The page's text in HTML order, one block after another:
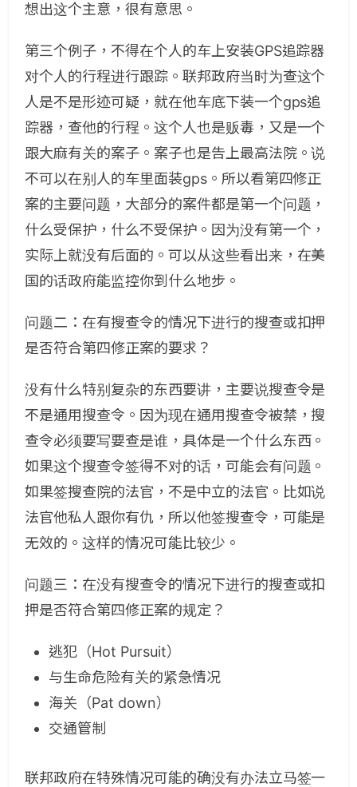
想出这个主意，很有意思。
第三个例子，不得在个人的车上安装GPS追踪器
对个人的行程进行跟踪。联邦政府当时为查这个
人是不是形迹可疑，就在他车底下装一个gps追
踪器，查他的行程。这个人也是贩毒，又是一个
跟大麻有关的案子。案子也是告上最高法院。说
不可以在别人的车里面装gps。所以看第四修正
案的主要问题，大部分的案件都是第一个问题，
什么受保护，什么不受保护。因为没有第一个，
实际上就没有后面的。可以从这些看出来，在美
国的话政府能监控你到什么地步。
问题二：在有搜查令的情况下进行的搜查或扣押
是否符合第四修正案的要求？
没有什么特别复杂的东西要讲，主要说搜查令是
不是通用搜查令。因为现在通用搜查令被禁，搜
查令必须要写要查是谁，具体是一个什么东西。
如果这个搜查令签得不对的话，可能会有问题。
如果签搜查院的法官，不是中立的法官。比如说
法官他私人跟你有仇，所以他签搜查令，可能是
无效的。这样的情况可能比较少。
问题三：在没有搜查令的情况下进行的搜查或扣
押是否符合第四修正案的规定？
逃犯（Hot Pursuit）
与生命危险有关的紧急情况
海关（Pat down）
交通管制
联邦政府在特殊情况可能的确没有办法立马签一